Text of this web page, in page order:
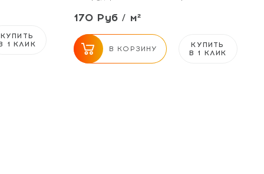
КУПИТЬ
1 КЛИК
170 Руб / м²
В КОРЗИНУ
КУПИТЬ
В 1 КЛИК